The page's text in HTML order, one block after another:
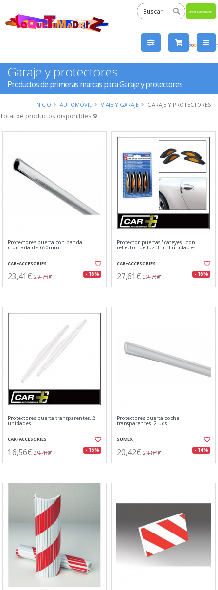
by
Garaje y protectores
Productos de primeras marcas para Garaje y protectores
INICIO AUTOMÓVIL VIAJE Y GARAJE GARAJE Y PROTECTORES
Total de productos disponibles 9
Protectores puerta con banda
cromada de 650mm
CAR+ACCESORIES
23,41€ 27,73€ - 16%
Protector puertas "cateyes" con
reflector de luz 3m. 4 unidades.
CAR+ACCESORIES
27,61€ 32,70€ - 16%
Protectores puerta transparentes. 2
unidades.
CAR+ACCESORIES
16,56€ 19,48€ - 15%
Protectores puerta coche
transparentes. 2 uds
SUMEX
20,42€ 23,84€ - 14%